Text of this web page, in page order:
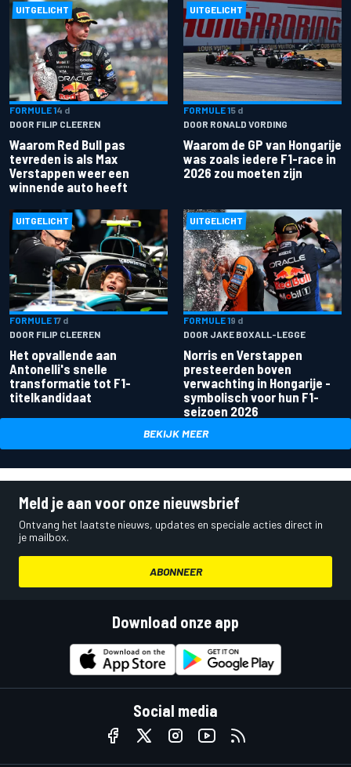
UITGELICHT
FORMULE 14 d
DOOR FILIP CLEEREN
Waarom Red Bull pas
tevreden is als Max
Verstappen weer een
winnende auto heeft
UITGELICHT
FORMULE 15 d
DOOR RONALD VORDING
Waarom de GP van Hongarije
was zoals iedere F1-race in
2026 zou moeten zijn
UITGELICHT
FORMULE 17 d
DOOR FILIP CLEEREN
Het opvallende aan
Antonelli's snelle
transformatie tot F1-
titelkandidaat
UITGELICHT
FORMULE 19 d
DOOR JAKE BOXALL-LEGGE
Norris en Verstappen
presteerden boven
verwachting in Hongarije -
symbolisch voor hun F1-
seizoen 2026
BEKIJK MEER
Meld je aan voor onze nieuwsbrief
Ontvang het laatste nieuws, updates en speciale acties direct in
je mailbox.
ABONNEER
Download onze app
Social media